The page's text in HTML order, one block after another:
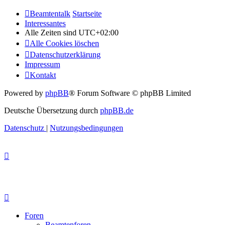
Beamtentalk Startseite
Interessantes
Alle Zeiten sind UTC+02:00
Alle Cookies löschen
Datenschutzerklärung
Impressum
Kontakt
Powered by phpBB® Forum Software © phpBB Limited
Deutsche Übersetzung durch phpBB.de
Datenschutz | Nutzungsbedingungen
Foren